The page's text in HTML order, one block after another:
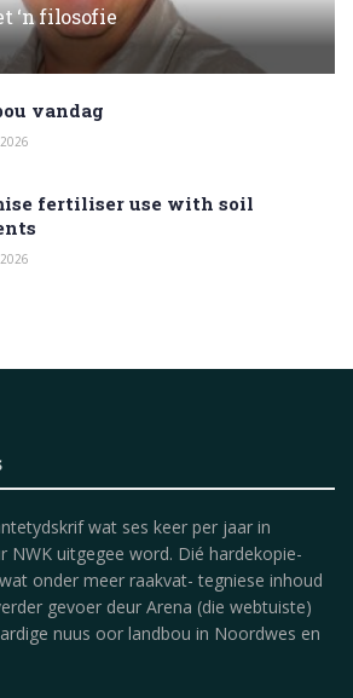
‘n filosofie
vandag
fertiliser use with soil
wat ses keer per jaar in
NWK uitgegee word. Dié hardekopie-
onder meer raakvat- tegniese inhoud
gevoer deur Arena (die webtuiste)
nuus oor landbou in Noordwes en